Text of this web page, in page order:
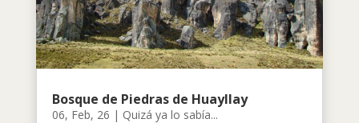
Bosque de Piedras de Huayllay
06, Feb, 26 | Quizá ya lo sabía...